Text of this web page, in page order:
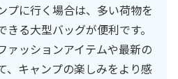
プに行く場合は、多い荷物を
る大型バッグが便利です。
ァッションアイテムや最新の
、キャンプの楽しみをより感